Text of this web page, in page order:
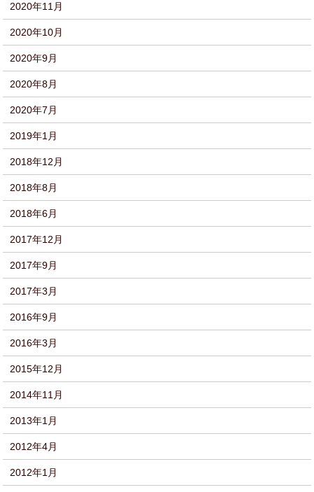
2020年11月
2020年10月
2020年9月
2020年8月
2020年7月
2019年1月
2018年12月
2018年8月
2018年6月
2017年12月
2017年9月
2017年3月
2016年9月
2016年3月
2015年12月
2014年11月
2013年1月
2012年4月
2012年1月